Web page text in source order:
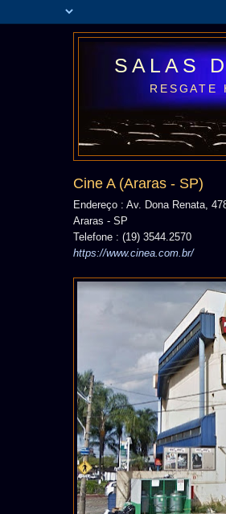
SALAS
RESGATE
Cine A (Araras - SP)
Endereço : Av. Dona Renata,
Araras - SP
Telefone : (19) 3544.2570
https://www.cinea.com.br/